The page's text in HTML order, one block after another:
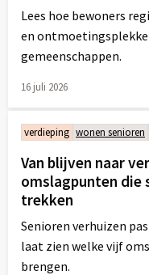
Lees hoe bewoners
en
gemeenschappen.
16 juli 2026
meer
over
verdieping wonen senioren
Van blijven naar
omslagpunten die
trekken
Senioren verhuizen
laat zien welke vijf
brengen.